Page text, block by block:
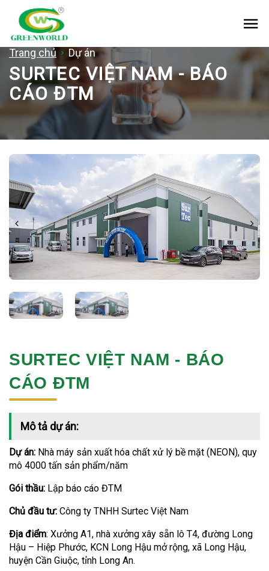
Trang chủ Dự án
SURTEC VIỆT NAM - BÁO
CÁO ĐTM
SURTEC VIỆT NAM - BÁO
CÁO ĐTM
Mô tả dự án:
Dự án: Nhà máy sản xuất hóa chất xử lý bề mặt (NEON), quy
mô 4000 tấn sản phẩm/năm
Gói thầu: Lập báo cáo ĐTM
Chủ đầu tư: Công ty TNHH Surtec Việt Nam
Địa điểm: Xưởng A1, nhà xưởng xây sẵn lô T4, đường Long
Hậu – Hiệp Phước, KCN Long Hậu mở rộng, xã Long Hậu,
huyện Cần Giuộc, tỉnh Long An.